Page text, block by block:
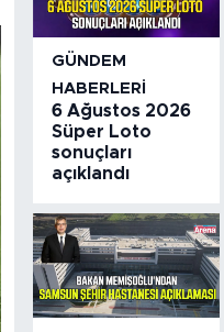
GÜNDEM
HABERLERI
6 Ağustos 2026
Süper Loto
sonuçları
açıklandı